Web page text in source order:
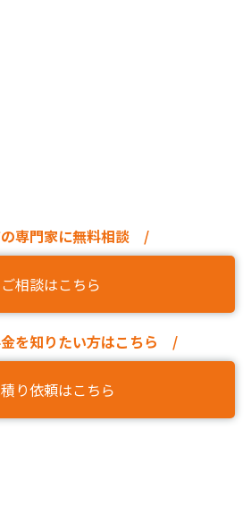
専門家に無料相談 /
ご相談はこちら
を知りたい方はこちら /
り依頼はこちら